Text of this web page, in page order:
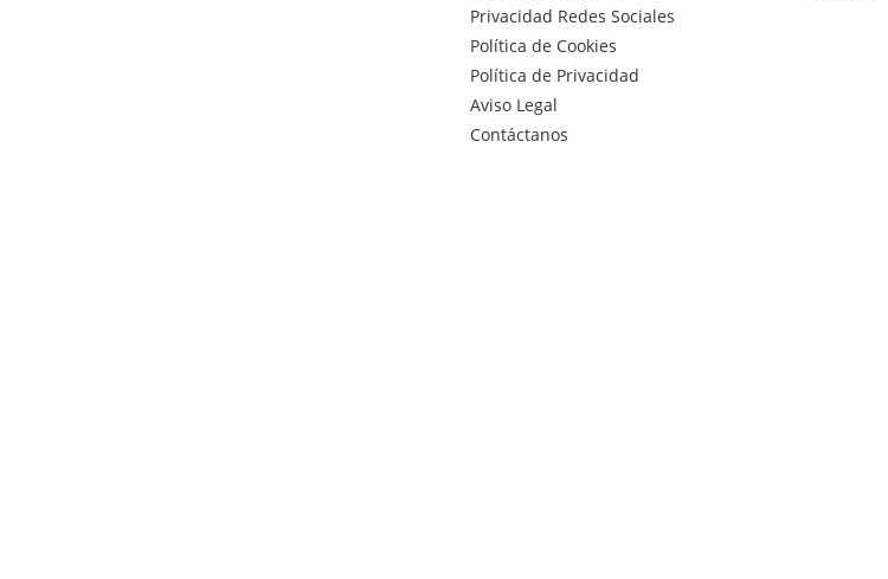
Privacidad Redes Sociales
Política de Cookies
Política de Privacidad
Aviso Legal
Contáctanos